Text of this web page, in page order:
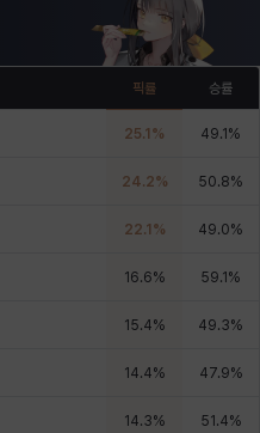
알론소 얀
픽률 승률
25.1 % 49.1%
24.2% 50.8%
22.1 % 49.0%
16.6% 59.1%
15.4% 49.3%
14.4% 47.9%
14.3% 51.4%